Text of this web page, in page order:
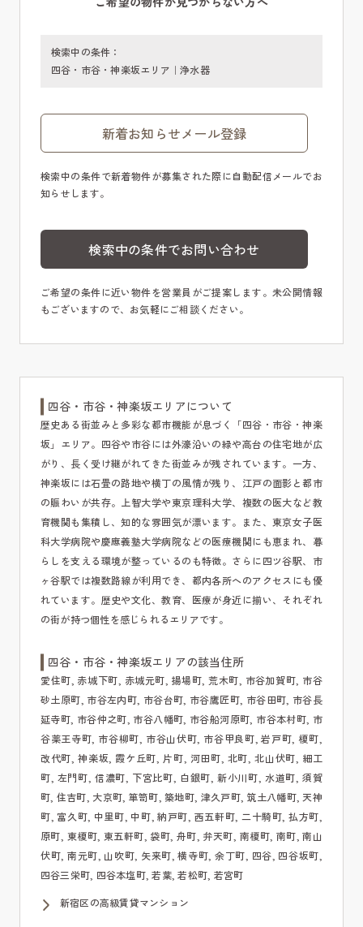
検索中の条件：
四谷・市谷・神楽坂エリア｜浄水器
新着お知らせメール登録
検索中の条件で新着物件が募集された際に自動配信メールでお
知らせします。
検索中の条件でお問い合わせ
ご希望の条件に近い物件を営業員がご提案します。未公開情報
もございますので、お気軽にご相談ください。
四谷・市谷・神楽坂エリアについて
歴史ある街並みと多彩な都市機能が息づく「四谷・市谷・神楽
坂」エリア。四谷や市谷には外濠沿いの緑や高台の住宅地が広
がり、長く受け継がれてきた街並みが残されています。一方、
神楽坂には石畳の路地や横丁の風情が残り、江戸の面影と都市
の賑わいが共存。上智大学や東京理科大学、複数の医大など教
育機関も集積し、知的な雰囲気が漂います。また、東京女子医
科大学病院や慶應義塾大学病院などの医療機関にも恵まれ、暮
らしを支える環境が整っているのも特徴。さらに四ツ谷駅、市
ヶ谷駅では複数路線が利用でき、都内各所へのアクセスにも優
れています。歴史や文化、教育、医療が身近に揃い、それぞれ
の街が持つ個性を感じられるエリアです。
四谷・市谷・神楽坂エリアの該当住所
愛住町, 赤城下町, 赤城元町, 揚場町, 荒木町, 市谷加賀町, 市谷
砂土原町, 市谷左内町, 市谷台町, 市谷鷹匠町, 市谷田町, 市谷長
延寺町, 市谷仲之町, 市谷八幡町, 市谷船河原町, 市谷本村町, 市
谷薬王寺町, 市谷柳町, 市谷山伏町, 市谷甲良町, 岩戸町, 榎町,
改代町, 神楽坂, 霞ケ丘町, 片町, 河田町, 北町, 北山伏町, 細工
町, 左門町, 信濃町, 下宮比町, 白銀町, 新小川町, 水道町, 須賀
町, 住吉町, 大京町, 箪笥町, 築地町, 津久戸町, 筑土八幡町, 天神
町, 富久町, 中里町, 中町, 納戸町, 西五軒町, 二十騎町, 払方町,
原町, 東榎町, 東五軒町, 袋町, 舟町, 弁天町, 南榎町, 南町, 南山
伏町, 南元町, 山吹町, 矢来町, 横寺町, 余丁町, 四谷, 四谷坂町,
四谷三栄町, 四谷本塩町, 若葉, 若松町, 若宮町
新宿区の高級賃貸マンション